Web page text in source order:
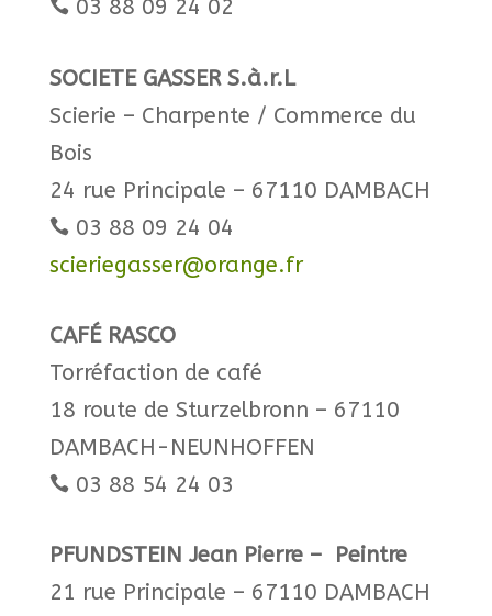
03 88 09 24 02
SOCIETE GASSER S.à.r.L
Scierie – Charpente / Commerce du
Bois
24 rue Principale – 67110 DAMBACH
03 88 09 24 04
scieriegasser@orange.fr
CAFÉ RASCO
Torréfaction de café
18 route de Sturzelbronn – 67110
DAMBACH-NEUNHOFFEN
03 88 54 24 03​
PFUNDSTEIN Jean Pierre – Peintre
21 rue Principale – 67110 DAMBACH